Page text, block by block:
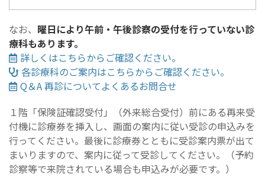
なお、 曜日により午前・午後診察の受付を行っていない診
療科もあります。
詳しくはこちらからご確認ください。
各診療科のご案内はこちらからご確認ください。
Q＆A 再診についてよくあるお問合せ
１階「保険証確認受付」（外来総合受付）前にある再来受
付機に診療券を挿入し、画面の案内に従い受診の申込みを
行ってください。最後に診療券とともに受診案内票が出て
まいりますので、案内に従って受診してください。（予約
診察等で来院されている場合も申込みが必要です。）